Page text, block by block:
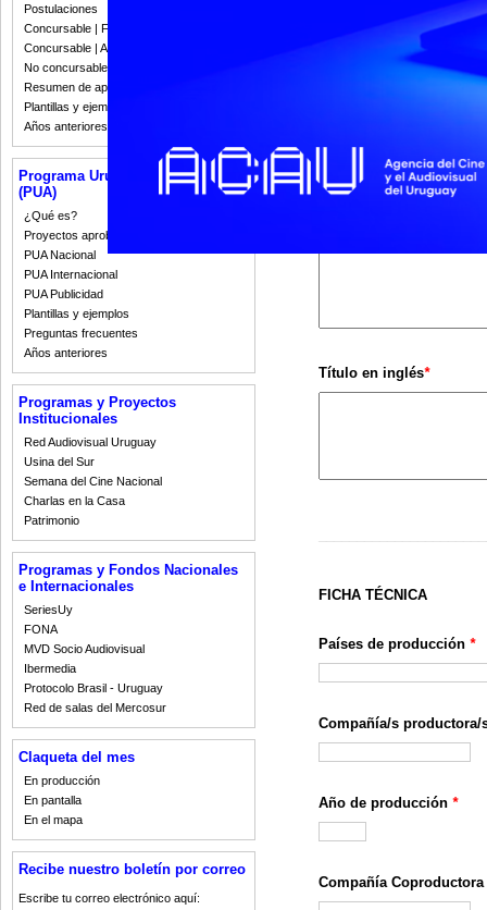
Postulaciones
Concursable | Fallos 2023
Concursable | Actas y Resoluciones
No concursable | Actas y Resoluciones
Resumen de apoyos 2008-2022
Plantillas y ejemplos
Años anteriores
Programa Uruguay Audiovisual
(PUA)
¿Qué es?
Proyectos aprobados
PUA Nacional
PUA Internacional
PUA Publicidad
Plantillas y ejemplos
Preguntas frecuentes
Años anteriores
Programas y Proyectos
Institucionales
Red Audiovisual Uruguay
Usina del Sur
Semana del Cine Nacional
Charlas en la Casa
Patrimonio
Programas y Fondos Nacionales
e Internacionales
SeriesUy
FONA
MVD Socio Audiovisual
Ibermedia
Protocolo Brasil - Uruguay
Red de salas del Mercosur
Claqueta del mes
En producción
En pantalla
En el mapa
Recibe nuestro boletín por correo
Escribe tu correo electrónico aquí:
misiones de promoción
Queremos promocionar
sintética posible.
Título en inglés*
FICHA TÉCNICA
Países de producción *
Compañía/s productora/
Año de producción *
Compañía Coproductora